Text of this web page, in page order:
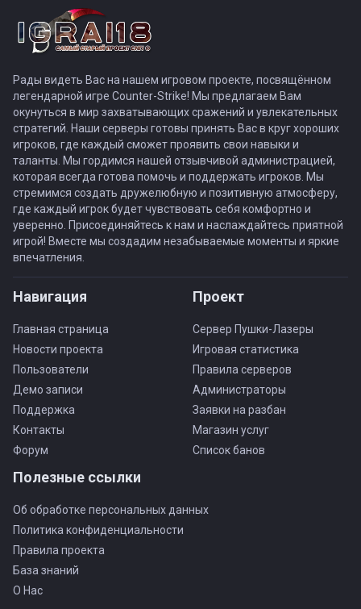
Рады видеть Вас на нашем игровом проекте, посвящённом
легендарной игре Counter-Strike! Мы предлагаем Вам
окунуться в мир захватывающих сражений и увлекательных
стратегий. Наши серверы готовы принять Вас в круг хороших
игроков, где каждый сможет проявить свои навыки и
таланты. Мы гордимся нашей отзывчивой администрацией,
которая всегда готова помочь и поддержать игроков. Мы
стремимся создать дружелюбную и позитивную атмосферу,
где каждый игрок будет чувствовать себя комфортно и
уверенно. Присоединяйтесь к нам и наслаждайтесь приятной
игрой! Вместе мы создадим незабываемые моменты и яркие
впечатления.
Навигация
Главная страница
Новости проекта
Пользователи
Демо записи
Поддержка
Контакты
Форум
Проект
Сервер Пушки-Лазеры
Игровая статистика
Правила серверов
Администраторы
Заявки на разбан
Магазин услуг
Список банов
Полезные ссылки
Об обработке персональных данных
Политика конфиденциальности
Правила проекта
База знаний
О Нас